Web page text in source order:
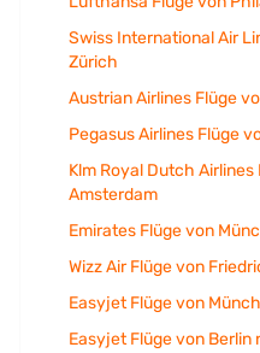
Swiss International Air
Zürich
Austrian Airlines Flüge
Pegasus Airlines Flüge
Klm Royal Dutch
Amsterdam
Emirates Flüge von
Wizz Air Flüge von
Easyjet Flüge von
Easyjet Flüge von Berlin